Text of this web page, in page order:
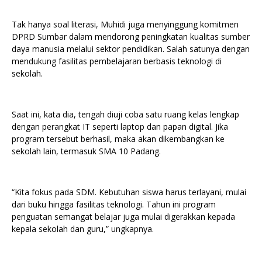
Tak hanya soal literasi, Muhidi juga menyinggung komitmen
DPRD Sumbar dalam mendorong peningkatan kualitas sumber
daya manusia melalui sektor pendidikan. Salah satunya dengan
mendukung fasilitas pembelajaran berbasis teknologi di
sekolah.
Saat ini, kata dia, tengah diuji coba satu ruang kelas lengkap
dengan perangkat IT seperti laptop dan papan digital. Jika
program tersebut berhasil, maka akan dikembangkan ke
sekolah lain, termasuk SMA 10 Padang.
“Kita fokus pada SDM. Kebutuhan siswa harus terlayani, mulai
dari buku hingga fasilitas teknologi. Tahun ini program
penguatan semangat belajar juga mulai digerakkan kepada
kepala sekolah dan guru,” ungkapnya.